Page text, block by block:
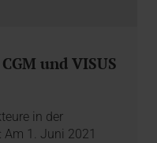
und VISUS
in der
1. Juni 2021